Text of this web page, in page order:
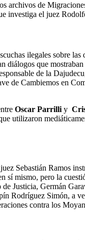
archivos de
investiga el juez
ilegales sobre
diálogos que
de la
de Cambiemos en
Oscar Parrilli y
utilizaron
Sebastián Ramos
mismo, pero la
Justicia, Germán
Rodríguez Simón, a
contra los